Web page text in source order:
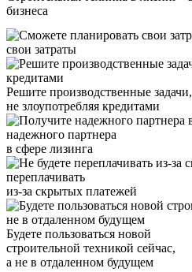
бизнеса
свои затраты
Решите производственные задачи,
не злоупотребляя кредитами
надежного партнера
в сфере лизинга
переплачивать
из-за скрытых платежей
Будете пользоваться новой
строительной техникой сейчас,
а не в отдаленном будущем